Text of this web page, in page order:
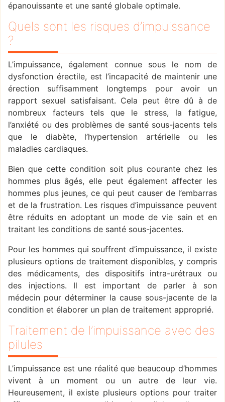
épanouissante et une santé globale optimale.
Quels sont les risques d’impuissance
?
L’impuissance, également connue sous le nom de
dysfonction érectile, est l’incapacité de maintenir une
érection suffisamment longtemps pour avoir un
rapport sexuel satisfaisant. Cela peut être dû à de
nombreux facteurs tels que le stress, la fatigue,
l’anxiété ou des problèmes de santé sous-jacents tels
que le diabète, l’hypertension artérielle ou les
maladies cardiaques.
Bien que cette condition soit plus courante chez les
hommes plus âgés, elle peut également affecter les
hommes plus jeunes, ce qui peut causer de l’embarras
et de la frustration. Les risques d’impuissance peuvent
être réduits en adoptant un mode de vie sain et en
traitant les conditions de santé sous-jacentes.
Pour les hommes qui souffrent d’impuissance, il existe
plusieurs options de traitement disponibles, y compris
des médicaments, des dispositifs intra-urétraux ou
des injections. Il est important de parler à son
médecin pour déterminer la cause sous-jacente de la
condition et élaborer un plan de traitement approprié.
Traitement de l’impuissance avec des
pilules
L’impuissance est une réalité que beaucoup d’hommes
vivent à un moment ou un autre de leur vie.
Heureusement, il existe plusieurs options pour traiter